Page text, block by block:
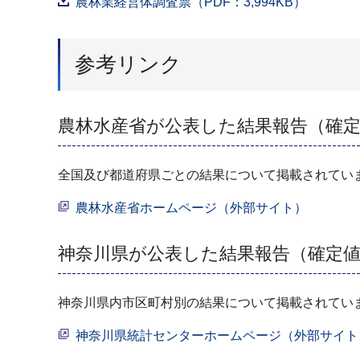
参考リンク
農林水産省が公表した結果報告（確定
全国及び都道府県ごとの結果について掲載されてい
農林水産省ホームページ（外部サイト）
神奈川県が公表した結果報告（確定値
神奈川県内市区町村別の結果について掲載されてい
神奈川県統計センターホームページ（外部サイト